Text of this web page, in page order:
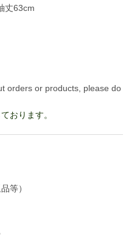
丈63cm
orders or products, please do
おります。
等）